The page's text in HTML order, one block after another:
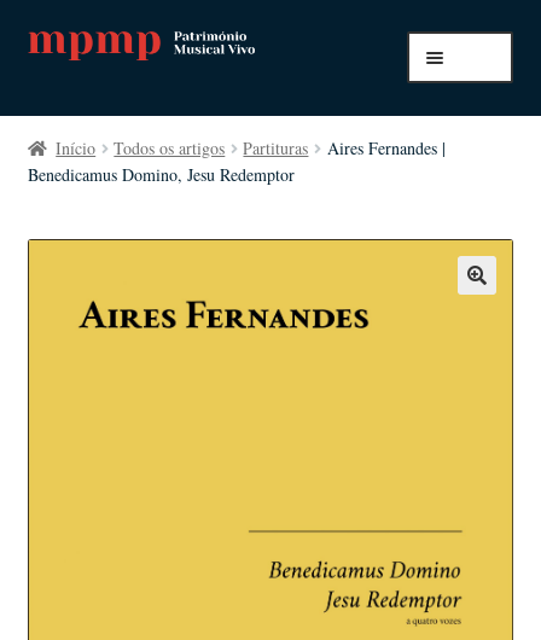
navegação
Saltar
conteúdo
Início
A minha conta
Pagamento e envio
Todos os artigos
Início Todos os artigos Partituras
Aires Fernandes |
Benedicamus Domino, Jesu Redemptor